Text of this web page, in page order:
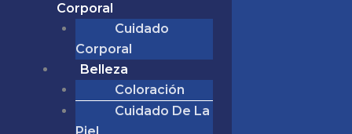
Corporal
Cuidado
Corporal
Belleza
Coloración
Cuidado De La